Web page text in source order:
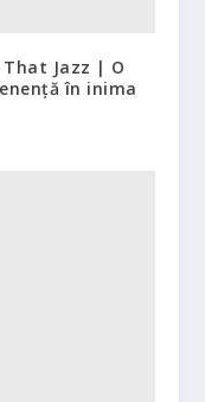
That Jazz | O
în inima